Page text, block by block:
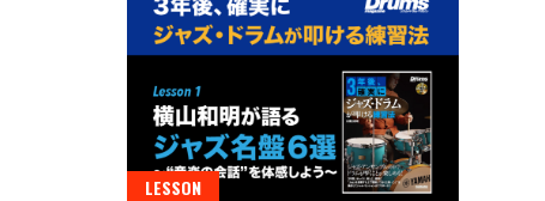
LESSON